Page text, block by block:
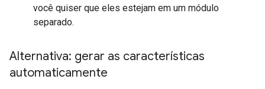
você quiser que eles estejam em um módulo
separado.
Alternativa: gerar as características
automaticamente